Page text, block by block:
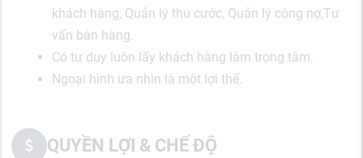
khách hàng, Quản lý thu cước, Quản lý công nợ,Tư
vấn bán hàng.
Có tư duy luôn lấy khách hàng làm trọng tâm.
Ngoại hình ưa nhìn là một lợi thế.
QUYỀN LỢI & CHẾ ĐỘ